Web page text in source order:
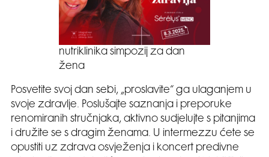
nutriklinika simpozij za dan
žena
Posvetite svoj dan sebi, „proslavite“ ga ulaganjem u
svoje zdravlje. Poslušajte saznanja i preporuke
renomiranih stručnjaka, aktivno sudjelujte s pitanjima
i družite se s dragim ženama. U intermezzu ćete se
opustiti uz zdrava osvježenja i koncert predivne